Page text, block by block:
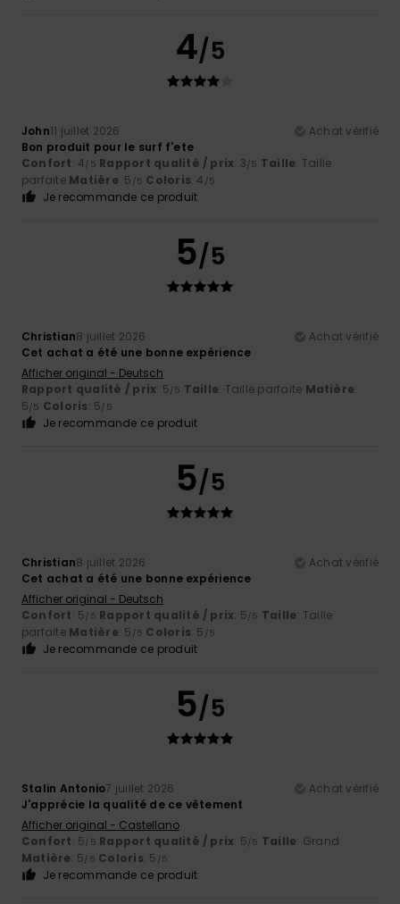
4/5
John11 juillet 2026
Achat vérifié
Bon produit pour le surf f'ete
Confort: 4/5 Rapport qualité / prix: 3/5 Taille: Taille
parfaite Matière: 5 /5 Coloris: 4 /5
Je recommande ce produit
5/5
Christian8 juillet 2026
Achat vérifié
Cet achat a été une bonne expérience
Afficher original - Deutsch
Rapport qualité / prix: 5/5 Taille: Taille parfaite Matière:
5/5 Coloris: 5/5
Je recommande ce produit
5/5
Christian8 juillet 2026
Achat vérifié
Cet achat a été une bonne expérience
Afficher original - Deutsch
Confort: 5/5 Rapport qualité / prix: 5/5 Taille: Taille
parfaite Matière: 5 /5 Coloris: 5 /5
Je recommande ce produit
5/5
Stalin Antonio7 juillet 2026
Achat vérifié
J'apprécie la qualité de ce vêtement
Afficher original - Castellano
Confort: 5/5 Rapport qualité / prix: 5/5 Taille: Grand
Matière: 5/5 Coloris: 5 /5
Je recommande ce produit